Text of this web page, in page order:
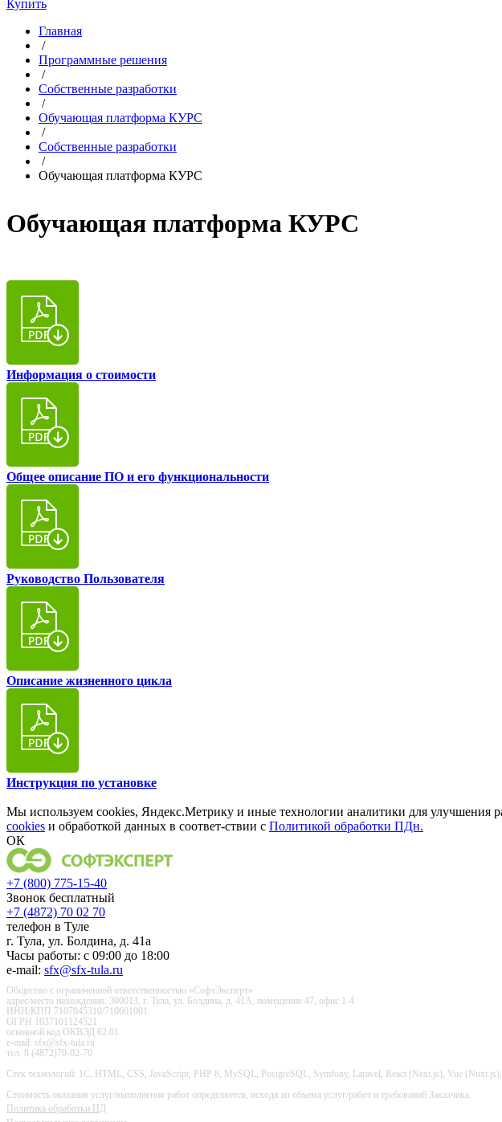
Купить
Главная
/
Программные решения
/
Собственные разработки
/
Обучающая платформа КУРС
/
Собственные разработки
/
Обучающая платформа КУРС
Обучающая платформа КУРС
Информация о стоимости
Общее описание ПО и его функциональности
Руководство Пользователя
Описание жизненного цикла
Инструкция по установке
Мы используем cookies, Яндекс.Метрику и иные технологии аналитики для улучшения
cookies и обработкой данных в соответ-ствии с Политикой обработки ПДн.
ОК
+7 (800) 775-15-40
Звонок бесплатный
+7 (4872) 70 02 70
телефон в Туле
г. Тула, ул. Болдина, д. 41а
Часы работы: с 09:00 до 18:00
e-mail: sfx@sfx-tula.ru
Общество с ограниченной ответственностью «СофтЭксперт»
адрес/место нахождения: 300013, г. Тула, ул. Болдина, д. 41А, помещение 47, офис 1-4
ИНН/КПП 7107045310/710601001
ОГРН 1037101124521
основной код ОКВЭД 62.01
e-mail: sfx@sfx-tula.ru
тел. 8 (4872)70-02-70
Стек технологий: 1С, HTML, CSS, JavaScript, PHP 8, MySQL, PostgreSQL, Symfony, Laravel, React (Next.js), Vue
Стоимость оказания услуг/выполнения работ определяется, исходя из объема услуг/работ и требований Заказчика.
Политика обработки ПД